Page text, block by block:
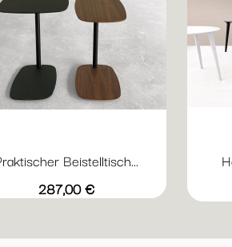
Beistelltisch...
Preis
287,00 €